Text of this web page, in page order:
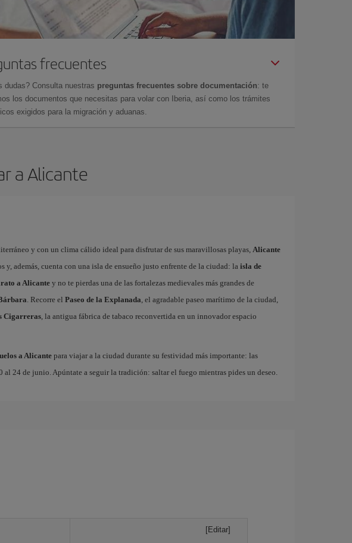
frecuentes
dudas? Consulta nuestras preguntas frecuentes sobre documentación: te
los documentos que necesitas para volar con Iberia, así como los trámites
exigidos para la migración y aduanas.
a Alicante
y con un clima cálido ideal para disfrutar de sus maravillosas playas, Alicante
y, además, cuenta con una isla de ensueño justo enfrente de la ciudad: laisla de
a Alicantey no te pierdas una de las fortalezas medievales más grandes de
. Recorre el Paseo de la Explanada, el agradable paseo marítimo de la ciudad,
Cigarreras, la antigua fábrica de tabaco reconvertida en un innovador espacio
a Alicantepara viajar a la ciudad durante su festividad más importante: las
al 24 de junio. Apúntate a seguir la tradición: saltar el fuego mientras pides un deseo.
[Editar]